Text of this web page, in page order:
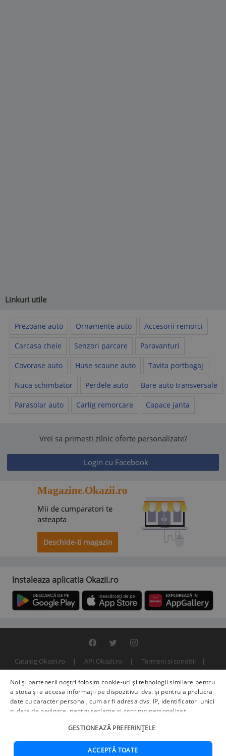
Linkuri utile
Prezoane auto Ornamente auto Accesorii remorci
Carcasa cheie Senzori parcare Paravanturi
Covorase auto Huse scaune auto Tavita portbagaj
Nuca schimbator Perdele auto Bare auto transversale
Parasolar auto Carlig remorcare Capace janta
Vrei sa primesti zilnic oferte personalizate?
Login cu Facebook
Magazine.Okazii.ro
Mii de cumparatori te
asteapta
Deschide-ti magazin
Instaleaza aplicatia Okazii.ro
Catalog Okazii.ro API Okazii.ro
Termeni si conditii
© 2000 - 2026 S.C. BITFACTOR S.R.L.
Noi și partenerii noștri folosim cookie-uri și tehnologii similare pentru
a stoca și a accesa informații pe dispozitivul dvs. și pentru a prelucra
date cu caracter personal, cum ar fi adresa dvs. IP, identificatori unici
și date de navigare, pentru reclame și conținut personalizat,
îmbunătățirea serviciilor.Furnizori terți (225)pot, de asemenea,
prelucra datele dvs. în aceste și alte scopuri, inclusiv folosind date
precise de geolocalizare și caracteristici ale dispozitivului. Opțiunile
GESTIONEAZĂ PREFERINȚELE
ACCEPTĂ TOATE